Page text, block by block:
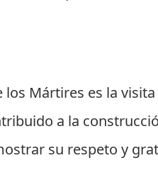
Mártires es la
a la
su respeto y